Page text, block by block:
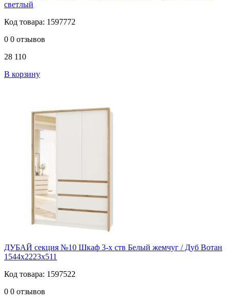
светлый
Код товара: 1597772
0 0 отзывов
28 110
В корзину
ДУБАЙ секция №10 Шкаф 3-х ств Белый жемчуг / Дуб Вотан
1544х2223х511
Код товара: 1597522
0 0 отзывов